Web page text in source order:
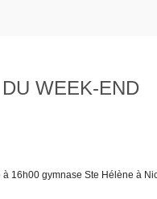
WEEK-END
16h00 gymnase Ste Hélène à